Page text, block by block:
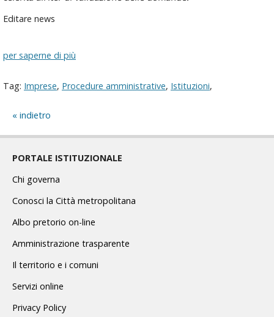
Editare news
per saperne di più
Tag: Imprese, Procedure amministrative, Istituzioni,
indietro
PORTALE ISTITUZIONALE
Chi governa
Conosci la Città metropolitana
Albo pretorio on-line
Amministrazione trasparente
Il territorio e i comuni
Servizi online
Privacy Policy